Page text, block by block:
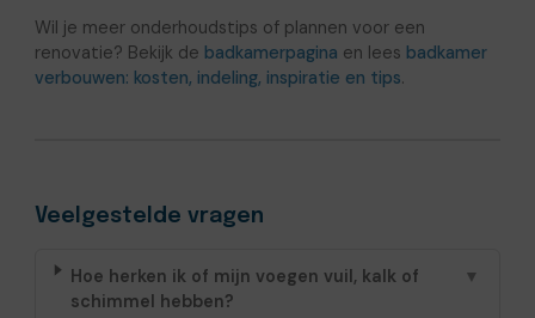
Wil je meer onderhoudstips of plannen voor een
renovatie? Bekijk de badkamerpagina en lees badkamer
verbouwen: kosten, indeling, inspiratie en tips.
Veelgestelde vragen
Hoe herken ik of mijn voegen vuil, kalk of
schimmel hebben?
▼